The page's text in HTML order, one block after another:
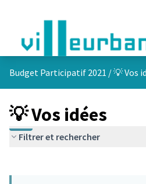
Budget Participatif 2021 /💡 Vos
💡 Vos idées
Filtrer et rechercher